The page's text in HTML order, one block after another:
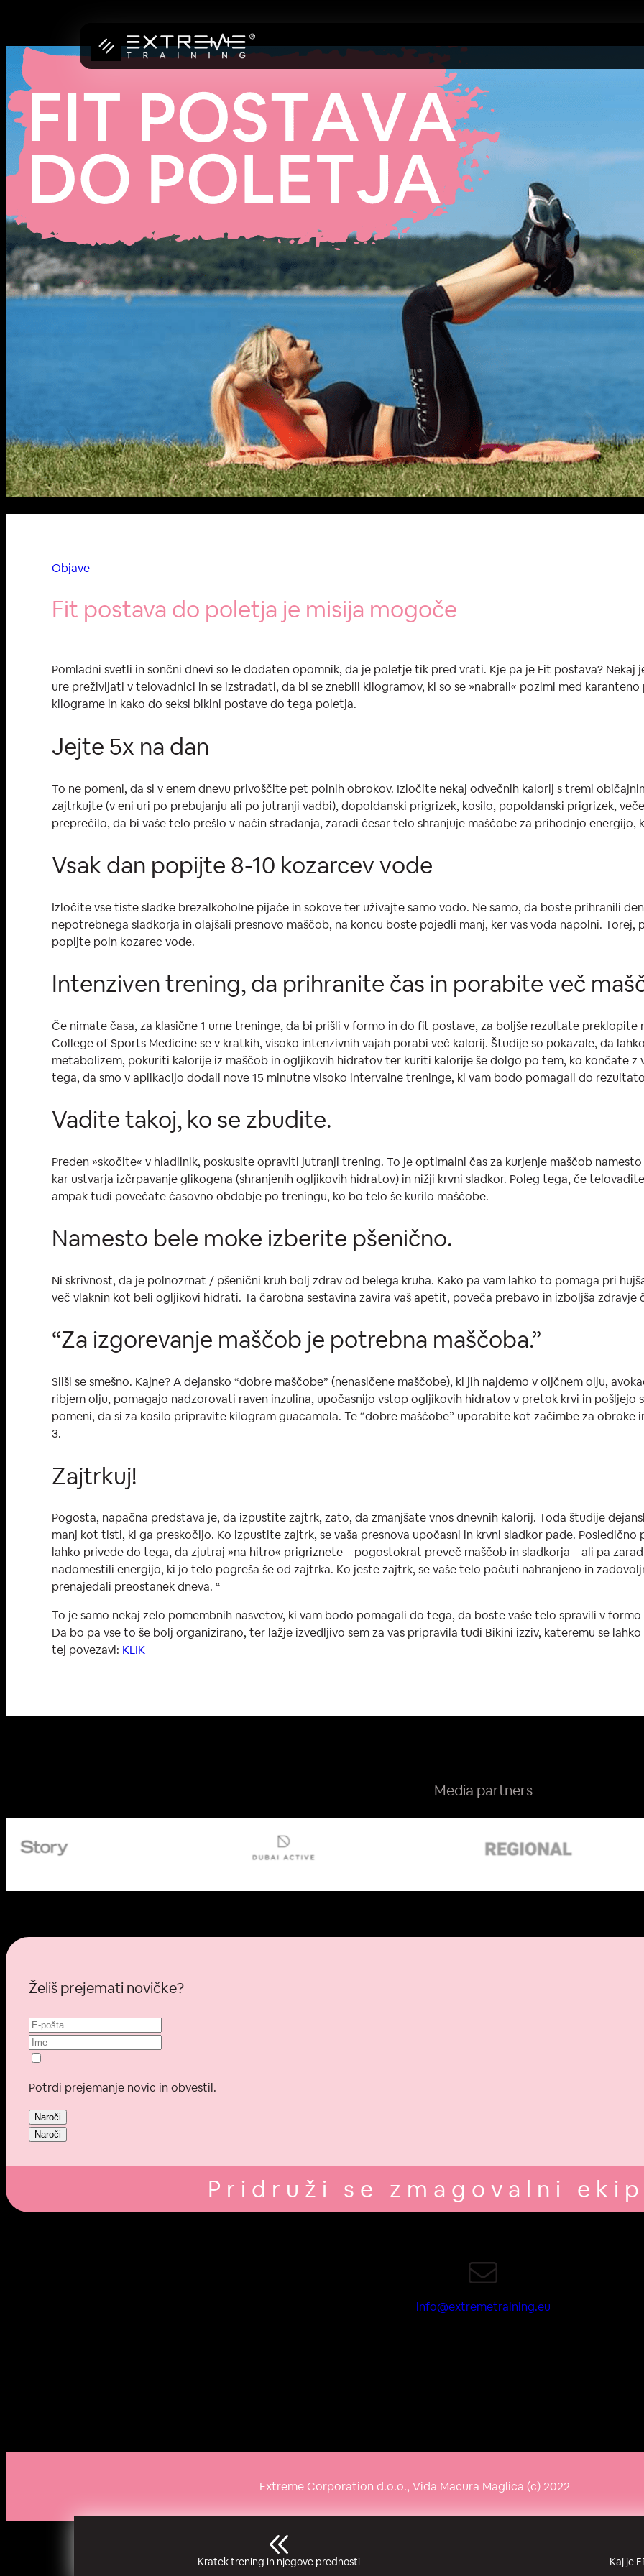
Preskoči
vsebino
Objave
Fit postava do poletja je misija mogoče
Pomladni svetli in sončni dnevi so le dodaten opomnik, da je poletje tik pred vrati. Kje pa je Fit postava?
ure preživljati v telovadnici in se izstradati, da bi se znebili kilogramov, ki so se »nabrali« pozimi med
kilograme in kako do seksi bikini postave do tega poletja.
Jejte 5x na dan
To ne pomeni, da si v enem dnevu privoščite pet polnih obrokov. Izločite nekaj odvečnih kalorij s tremi
zajtrkujte (v eni uri po prebujanju ali po jutranji vadbi), dopoldanski prigrizek, kosilo, popoldanski prigrizek,
preprečilo, da bi vaše telo prešlo v način stradanja, zaradi česar telo shranjuje maščobe za prihodnjo
Vsak dan popijte 8-10 kozarcev vode
Izločite vse tiste sladke brezalkoholne pijače in sokove ter uživajte samo vodo. Ne samo, da boste prihranili
nepotrebnega sladkorja in olajšali presnovo maščob, na koncu boste pojedli manj, ker vas voda napolni.
popijte poln kozarec vode.
Intenziven trening, da prihranite čas in porabite več
Če nimate časa, za klasične 1 urne treninge, da bi prišli v formo in do fit postave, za boljše rezultate
College of Sports Medicine se v kratkih, visoko intenzivnih vajah porabi več kalorij. Študije so pokazale, da
metabolizem, pokuriti kalorije iz maščob in ogljikovih hidratov ter kuriti kalorije še dolgo po tem, ko končate z
tega, da smo v aplikacijo dodali nove 15 minutne visoko intervalne treninge, ki vam bodo pomagali do
Vadite takoj, ko se zbudite.
Preden »skočite« v hladilnik, poskusite opraviti jutranji trening. To je optimalni čas za kurjenje maščob
kar ustvarja izčrpavanje glikogena (shranjenih ogljikovih hidratov) in nižji krvni sladkor. Poleg tega, če
ampak tudi povečate časovno obdobje po treningu, ko bo telo še kurilo maščobe.
Namesto bele moke izberite pšenično.
Ni skrivnost, da je polnozrnat / pšenični kruh bolj zdrav od belega kruha. Kako pa vam lahko to pomaga pri
več vlaknin kot beli ogljikovi hidrati. Ta čarobna sestavina zavira vaš apetit, poveča prebavo in izboljša zdravje
“Za izgorevanje maščob je potrebna maščoba.”
Sliši se smešno. Kajne? A dejansko “dobre maščobe” (nenasičene maščobe), ki jih najdemo v oljčnem olju,
ribjem olju, pomagajo nadzorovati raven inzulina, upočasnijo vstop ogljikovih hidratov v pretok krvi in ​​pošljejo
pomeni, da si za kosilo pripravite kilogram guacamola. Te “dobre maščobe” uporabite kot začimbe za
3.
Zajtrkuj!
Pogosta, napačna predstava je, da izpustite zajtrk, zato, da zmanjšate vnos dnevnih kalorij. Toda študije
manj kot tisti, ki ga preskočijo. Ko izpustite zajtrk, se vaša presnova upočasni in krvni sladkor pade.
lahko privede do tega, da zjutraj »na hitro« prigriznete – pogostokrat preveč maščob in sladkorja – ali pa
nadomestili energijo, ki jo telo pogreša še od zajtrka. Ko jeste zajtrk, se vaše telo počuti nahranjeno in
prenajedali preostanek dneva. “
To je samo nekaj zelo pomembnih nasvetov, ki vam bodo pomagali do tega, da boste vaše telo spravili v
Da bo pa vse to še bolj organizirano, ter lažje izvedljivo sem za vas pripravila tudi Bikini izziv, kateremu se
tej povezavi: KLIK
Prej
šnji:
Kratek trening in njegove prednosti Kaj je
Media partners
Želiš prejemati novičke?
Potrdi prejemanje novic in obvestil.
Naroči
Naroči
Pridruži se zmagovalni
info@extremetraining.eu
Extreme Corporation d.o.o., Vida Macura Maglica (c) 2022